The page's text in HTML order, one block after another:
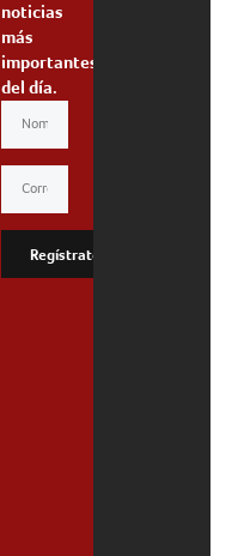
noticias
más
importantes
del día.
Regístrate